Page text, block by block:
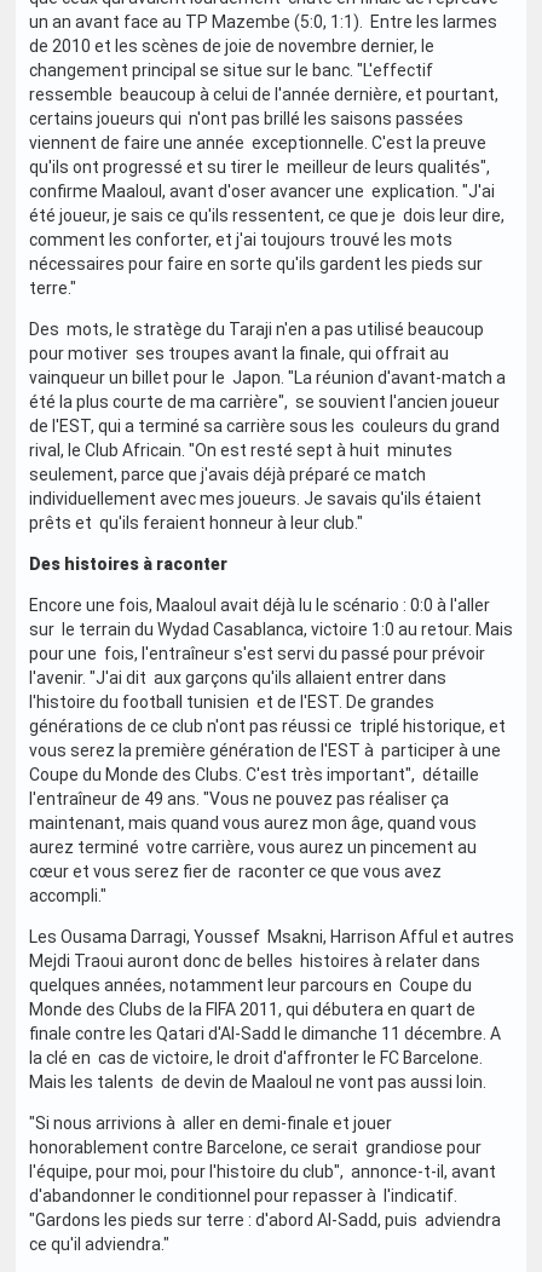
un an avant face au TP Mazembe (5:0, 1:1). Entre les larmes
de 2010 et les scènes de joie de novembre dernier, le
changement principal se situe sur le banc. "L'effectif
ressemble beaucoup à celui de l'année dernière, et pourtant,
certains joueurs qui n'ont pas brillé les saisons passées
viennent de faire une année exceptionnelle. C'est la preuve
qu'ils ont progressé et su tirer le meilleur de leurs qualités",
confirme Maaloul, avant d'oser avancer une explication. "J'ai
été joueur, je sais ce qu'ils ressentent, ce que je dois leur dire,
comment les conforter, et j'ai toujours trouvé les mots
nécessaires pour faire en sorte qu'ils gardent les pieds sur
terre."
Des mots, le stratège du Taraji n'en a pas utilisé beaucoup
pour motiver ses troupes avant la finale, qui offrait au
vainqueur un billet pour le Japon. "La réunion d'avant-match a
été la plus courte de ma carrière", se souvient l'ancien joueur
de l'EST, qui a terminé sa carrière sous les couleurs du grand
rival, le Club Africain. "On est resté sept à huit minutes
seulement, parce que j'avais déjà préparé ce match
individuellement avec mes joueurs. Je savais qu'ils étaient
prêts et qu'ils feraient honneur à leur club."
Des histoires à raconter
Encore une fois, Maaloul avait déjà lu le scénario : 0:0 à l'aller
sur le terrain du Wydad Casablanca, victoire 1:0 au retour. Mais
pour une fois, l'entraîneur s'est servi du passé pour prévoir
l'avenir. "J'ai dit aux garçons qu'ils allaient entrer dans
l'histoire du football tunisien et de l'EST. De grandes
générations de ce club n'ont pas réussi ce triplé historique, et
vous serez la première génération de l'EST à participer à une
Coupe du Monde des Clubs. C'est très important", détaille
l'entraîneur de 49 ans. "Vous ne pouvez pas réaliser ça
maintenant, mais quand vous aurez mon âge, quand vous
aurez terminé votre carrière, vous aurez un pincement au
cœur et vous serez fier de raconter ce que vous avez
accompli."
Les Ousama Darragi, Youssef Msakni, Harrison Afful et autres
Mejdi Traoui auront donc de belles histoires à relater dans
quelques années, notamment leur parcours en Coupe du
Monde des Clubs de la FIFA 2011, qui débutera en quart de
finale contre les Qatari d'Al-Sadd le dimanche 11 décembre. A
la clé en cas de victoire, le droit d'affronter le FC Barcelone.
Mais les talents de devin de Maaloul ne vont pas aussi loin.
"Si nous arrivions à aller en demi-finale et jouer
honorablement contre Barcelone, ce serait grandiose pour
l'équipe, pour moi, pour l'histoire du club", annonce-t-il, avant
d'abandonner le conditionnel pour repasser à l'indicatif.
"Gardons les pieds sur terre : d'abord Al-Sadd, puis adviendra
ce qu'il adviendra."